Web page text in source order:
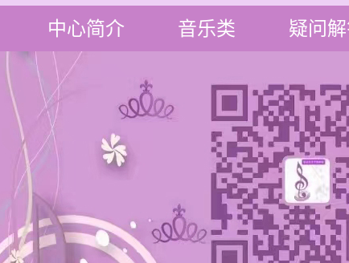
中心简介 音乐类 疑问